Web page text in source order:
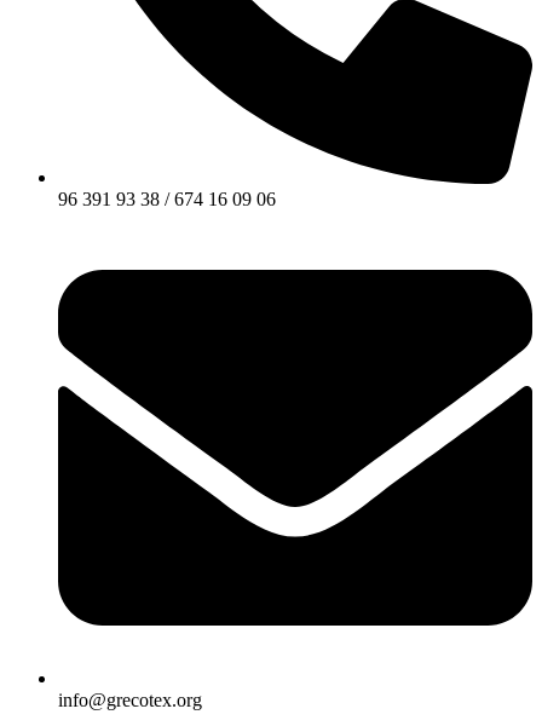
96 391 93 38 / 674 16 09 06
info@grecotex.org